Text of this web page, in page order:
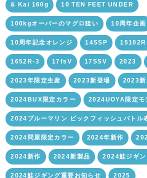
& Kai 160g 10 TEN FEET UNDER
100kgオーバーのマグロ狙い 10周年企画
10周年記念オレンジ 14SSP
1652R-3 17fsV 17SSV 2023
2023年限定生産 2023新登場 2023新
2024BUX限定カラー 2024UOYA限定モ
2024ブルーマリン ビックフィッシュバトル
2024問屋限定カラー 2024年新作
2024新作 2024新製品 2024鮭ジギ
2024鮭ジギング重要お知らせ 2025